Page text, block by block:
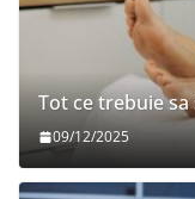
Tot ce trebuie
09/12/2025